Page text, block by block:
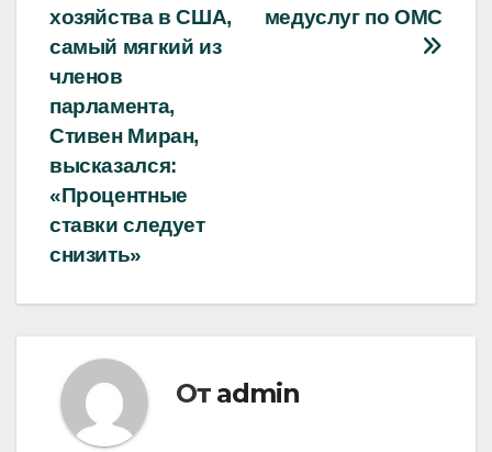
медуслуг по ОМС
хозяйства в США,
самый мягкий из
членов
парламента,
Стивен Миран,
высказался:
«Процентные
ставки следует
снизить»
От admin